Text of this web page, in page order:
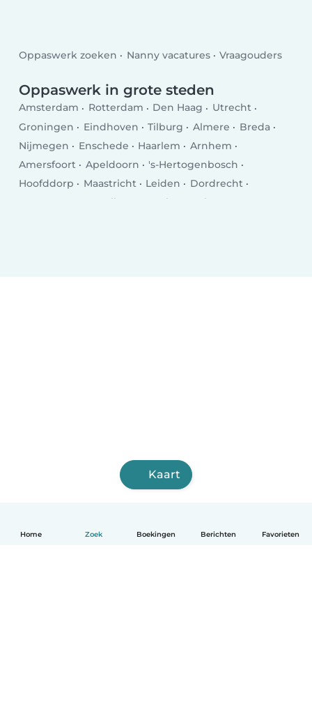
Home Zoek Boekingen Berichten Favorieten
Oppaswerk zoeken Nanny vacatures Vraagouders
Oppaswerk in grote steden
Amsterdam Rotterdam Den Haag
Utrecht
Groningen
Eindhoven Tilburg Almere
Breda
Nijmegen
Enschede Haarlem
Arnhem
Amersfoort
Apeldoorn
's-Hertogenbosch
Hoofddorp
Maastricht Leiden
Dordrecht
Zwolle Hengelo Venlo
Kaart